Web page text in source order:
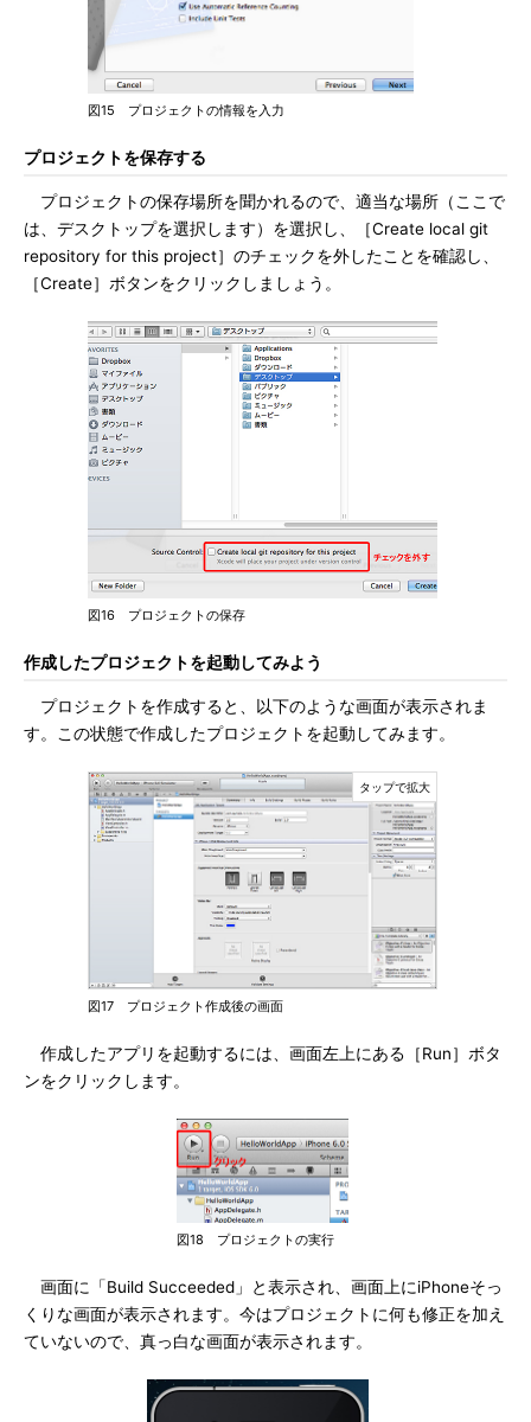
図15 プロジェクトの情報を入力
プロジェクトを保存する
プロジェクトの保存場所を聞かれるので、適当な場所（ここで
は、デスクトップを選択します）を選択し、［Create local git
repository for this project］のチェックを外したことを確認し、
［Create］ボタンをクリックしましょう。
図16 プロジェクトの保存
作成したプロジェクトを起動してみよう
プロジェクトを作成すると、以下のような画面が表示されま
す。この状態で作成したプロジェクトを起動してみます。
図17 プロジェクト作成後の画面
作成したアプリを起動するには、画面左上にある［Run］ボタ
ンをクリックします。
図18 プロジェクトの実行
画面に「Build Succeeded」と表示され、画面上にiPhoneそっ
くりな画面が表示されます。今はプロジェクトに何も修正を加え
ていないので、真っ白な画面が表示されます。